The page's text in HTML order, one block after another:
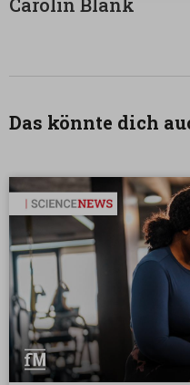
Carolin Blank
Das könnte dich